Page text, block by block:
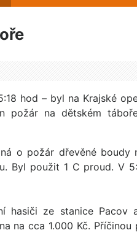
hod – byl na Krajské
požár na dětském
o požár dřevěné
Byl použit 1 C proud. V
hasiči ze stanice
na cca 1.000 Kč.